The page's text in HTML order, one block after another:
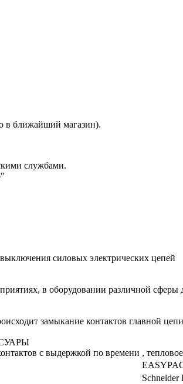
в ближайший магазин).
службами.
силовых электрических цепей
в оборудовании различной сферы
замыкание контактов главной
с выдержкой по времени ,
Schneider